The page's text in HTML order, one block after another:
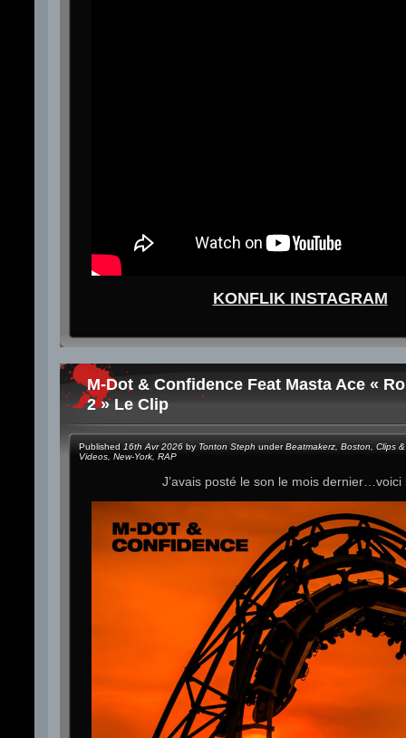
KONFLIK INSTAGRAM
M-Dot & Confidence Feat Masta Ace «
2 » Le Clip
Published 16th Avr 2026 by Tonton Steph underBeatmakerz Boston
Clips &
Videos New-York RAP
J’avais posté le son le mois dernier…voici